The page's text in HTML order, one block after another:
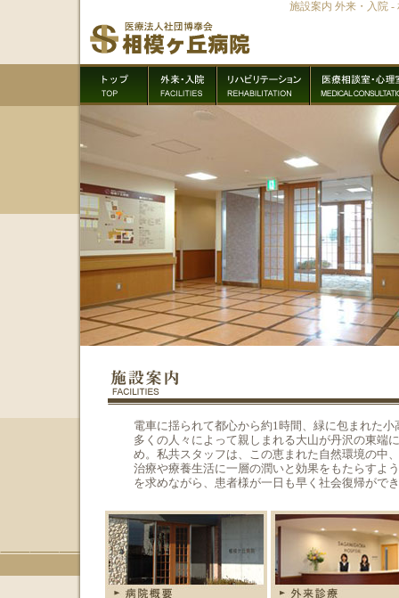
施設案内 外来・入院
電車に揺られて都心から約1時間、緑に包まれた
多くの人々によって親しまれる大山が丹沢の東端
め。私共スタッフは、この恵まれた自然環境の中
治療や療養生活に一層の潤いと効果をもたらすよ
を求めながら、患者様が一日も早く社会復帰がで